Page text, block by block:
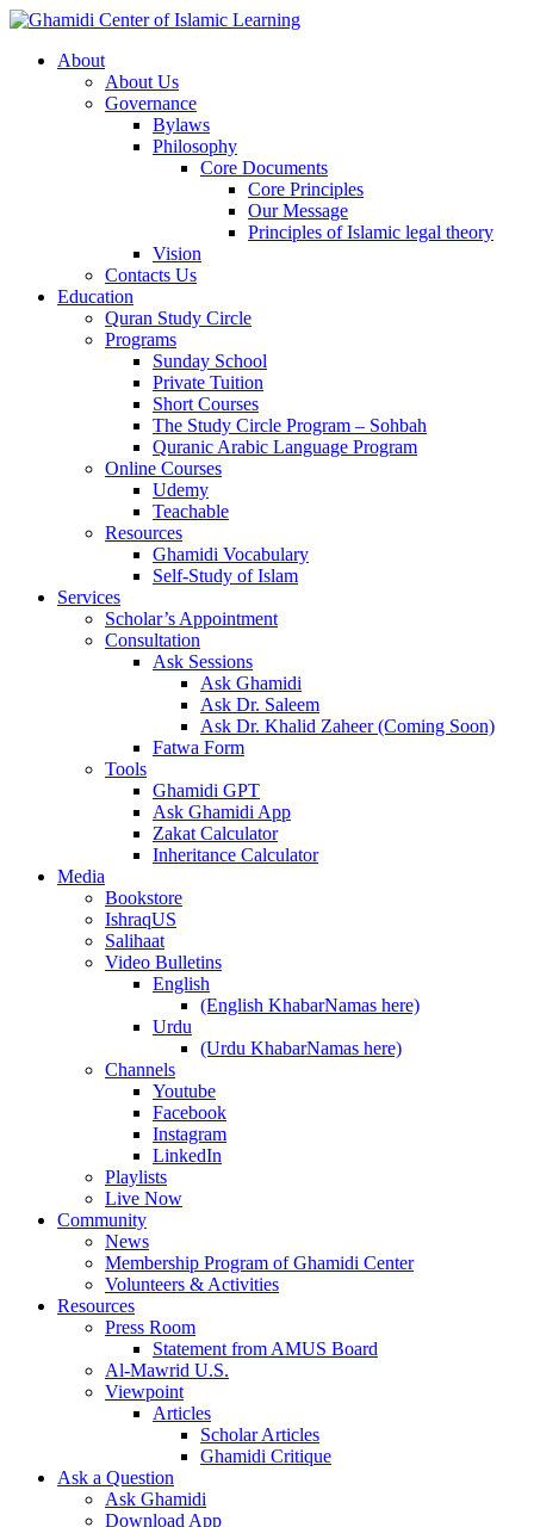
About
About Us
Governance
Bylaws
Philosophy
Core Documents
Core Principles
Our Message
Principles of Islamic legal theory
Vision
Contacts Us
Education
Quran Study Circle
Programs
Sunday School
Private Tuition
Short Courses
The Study Circle Program – Sohbah
Quranic Arabic Language Program
Online Courses
Udemy
Teachable
Resources
Ghamidi Vocabulary
Self-Study of Islam
Services
Scholar’s Appointment
Consultation
Ask Sessions
Ask Ghamidi
Ask Dr. Saleem
Ask Dr. Khalid Zaheer (Coming Soon)
Fatwa Form
Tools
Ghamidi GPT
Ask Ghamidi App
Zakat Calculator
Inheritance Calculator
Media
Bookstore
IshraqUS
Salihaat
Video Bulletins
English
(English KhabarNamas here)
Urdu
(Urdu KhabarNamas here)
Channels
Youtube
Facebook
Instagram
LinkedIn
Playlists
Live Now
Community
News
Membership Program of Ghamidi Center
Volunteers & Activities
Resources
Press Room
Statement from AMUS Board
Al-Mawrid U.S.
Viewpoint
Articles
Scholar Articles
Ghamidi Critique
Ask a Question
Ask Ghamidi
Download App